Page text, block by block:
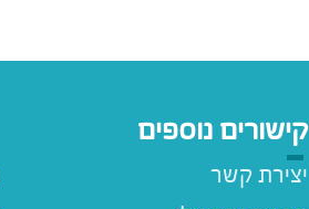
קישורים נוספים
יצירת קשר